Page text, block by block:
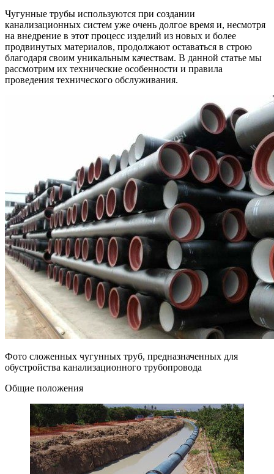
Чугунные трубы используются при создании
канализационных систем уже очень долгое время и, несмотря
на внедрение в этот процесс изделий из новых и более
продвинутых материалов, продолжают оставаться в строю
благодаря своим уникальным качествам. В данной статье мы
рассмотрим их технические особенности и правила
проведения технического обслуживания.
Фото сложенных чугунных труб, предназначенных для
обустройства канализационного трубопровода
Общие положения